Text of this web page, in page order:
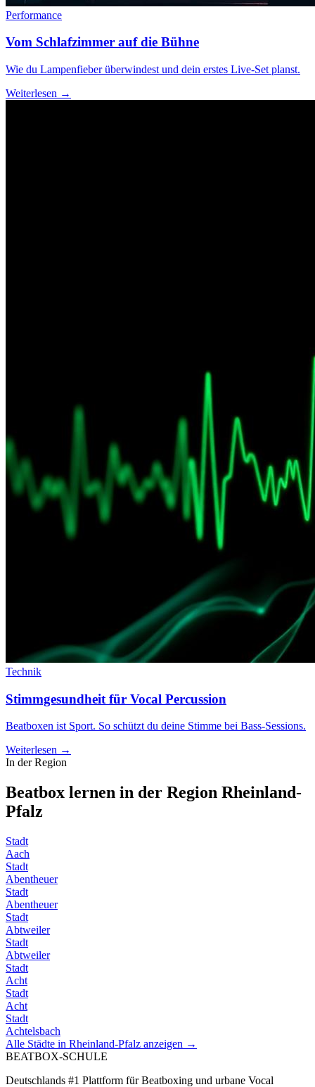
Performance
Vom Schlafzimmer auf die Bühne
Wie du Lampenfieber überwindest und dein erstes Live-Set planst.
Weiterlesen →
Technik
Stimmgesundheit für Vocal Percussion
Beatboxen ist Sport. So schützt du deine Stimme bei Bass-Sessions.
Weiterlesen →
In der Region
Beatbox lernen in der Region Rheinland-
Pfalz
Stadt
Aach
Stadt
Abentheuer
Stadt
Abentheuer
Stadt
Abtweiler
Stadt
Abtweiler
Stadt
Acht
Stadt
Acht
Stadt
Achtelsbach
Alle Städte in Rheinland-Pfalz anzeigen →
BEATBOX-SCHULE
Deutschlands #1 Plattform für Beatboxing und urbane Vocal